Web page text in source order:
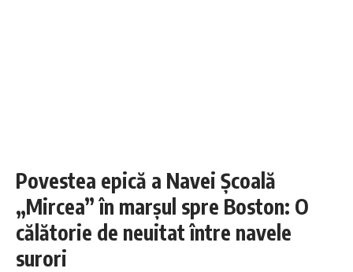
Povestea epică a Navei Școală
„Mircea” în marșul spre Boston: O
călătorie de neuitat între navele
surori